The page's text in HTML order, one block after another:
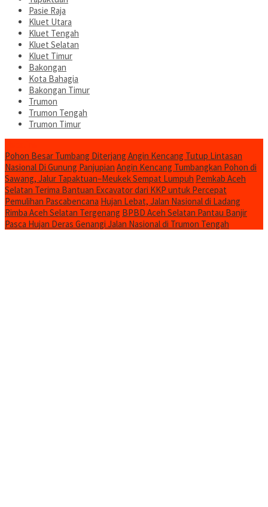
Pasie Raja
Kluet Utara
Kluet Tengah
Kluet Selatan
Kluet Timur
Bakongan
Kota Bahagia
Bakongan Timur
Trumon
Trumon Tengah
Trumon Timur
Pohon Besar Tumbang Diterjang Angin Kencang Tutup Lintasan
Nasional Di Gunung Panjupian Angin Kencang Tumbangkan Pohon di
Sawang, Jalur Tapaktuan–Meukek Sempat Lumpuh Pemkab Aceh
Selatan Terima Bantuan Excavator dari KKP untuk Percepat
Pemulihan Pascabencana Hujan Lebat, Jalan Nasional di Ladang
Rimba Aceh Selatan Tergenang BPBD Aceh Selatan Pantau Banjir
Pasca Hujan Deras Genangi Jalan Nasional di Trumon Tengah